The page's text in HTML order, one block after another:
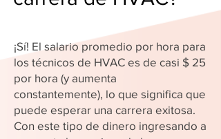
¡Sí! El salario promedio por hora para
los técnicos de HVAC es de casi $ 25
por hora (y aumenta
constantemente), lo que significa que
puede esperar una carrera exitosa.
Con este tipo de dinero ingresando a